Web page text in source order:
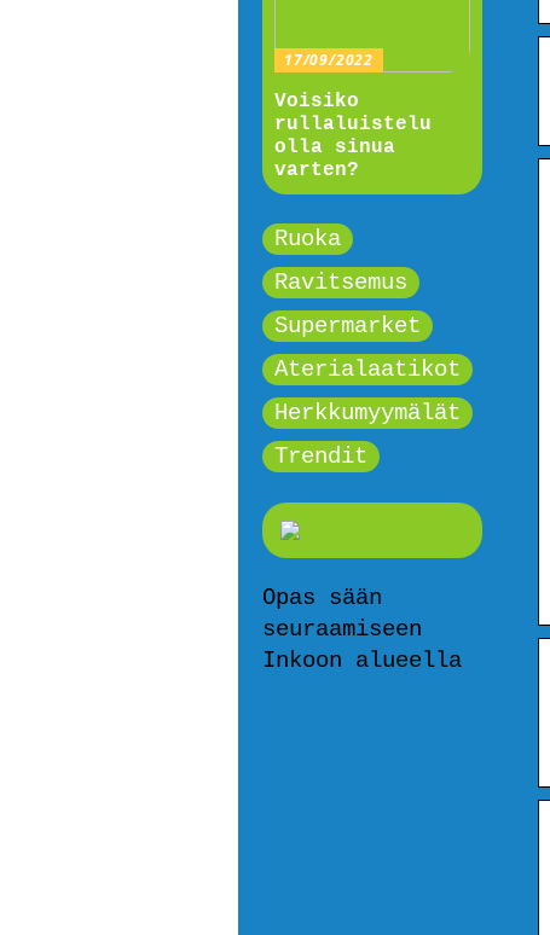
17/09/2022
Voisiko
rullaluistelu
olla sinua
varten?
Ruoka
Ravitsemus
Supermarket
Aterialaatikot
Herkkumyymälät
Trendit
Opas sään
seuraamiseen
Inkoon alueella